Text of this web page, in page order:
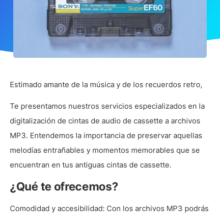
Estimado amante de la música y de los recuerdos retro,
Te presentamos nuestros servicios especializados en la
digitalización de cintas de audio de cassette a archivos
MP3. Entendemos la importancia de preservar aquellas
melodías entrañables y momentos memorables que se
encuentran en tus antiguas cintas de cassette.
¿Qué te ofrecemos?
Comodidad y accesibilidad: Con los archivos MP3 podrás